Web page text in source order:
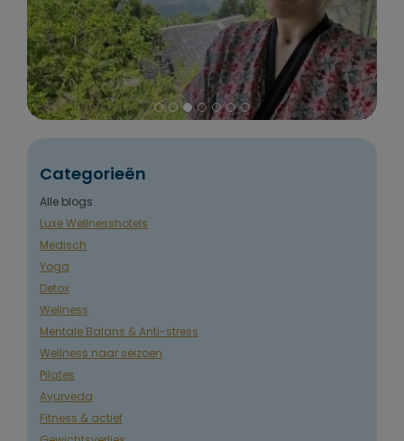
Categorieën
Alle blogs
Luxe Wellnesshotels
Medisch
Yoga
Detox
Wellness
Mentale Balans & Anti-stress
Wellness naar seizoen
Pilates
Ayurveda
Fitness & actief